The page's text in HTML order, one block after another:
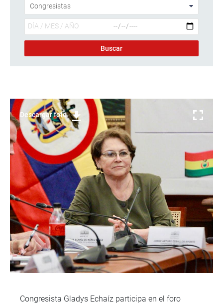
Descargar foto
Congresista Gladys Echaíz participa en el foro